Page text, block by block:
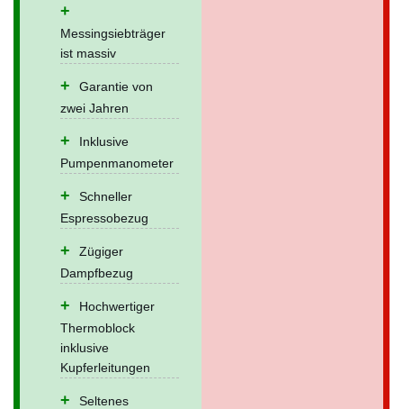
Messingsiebträger
ist massiv
Garantie von
zwei Jahren
Inklusive
Pumpenmanometer
Schneller
Espressobezug
Zügiger
Dampfbezug
Hochwertiger
Thermoblock
inklusive
Kupferleitungen
Seltenes